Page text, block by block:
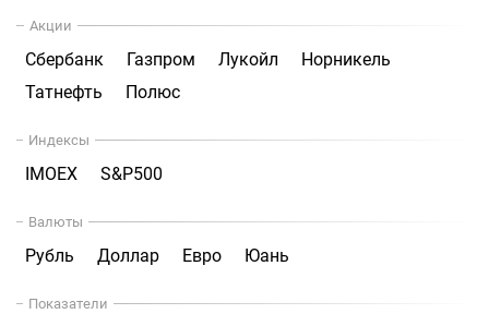
Акции
Сбербанк Газпром Лукойл
Норникель
Татнефть
Полюс
Индексы
IMOEX S&P500
Валюты
Рубль Доллар Евро Юань
Показатели